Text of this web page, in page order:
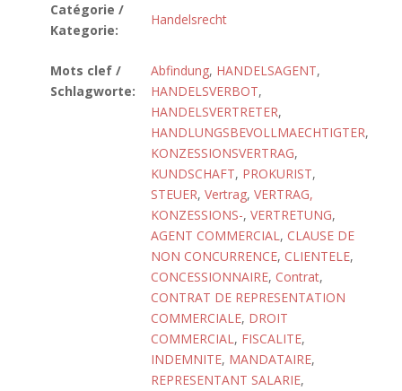
Catégorie /
Kategorie:
Handelsrecht
Mots clef /
Schlagworte:
Abfindung, HANDELSAGENT,
HANDELSVERBOT,
HANDELSVERTRETER,
HANDLUNGSBEVOLLMAECHTIGTER,
KONZESSIONSVERTRAG,
KUNDSCHAFT, PROKURIST,
STEUER, Vertrag, VERTRAG,
KONZESSIONS-, VERTRETUNG,
AGENT COMMERCIAL, CLAUSE DE
NON CONCURRENCE, CLIENTELE,
CONCESSIONNAIRE, Contrat,
CONTRAT DE REPRESENTATION
COMMERCIALE, DROIT
COMMERCIAL, FISCALITE,
INDEMNITE, MANDATAIRE,
REPRESENTANT SALARIE,